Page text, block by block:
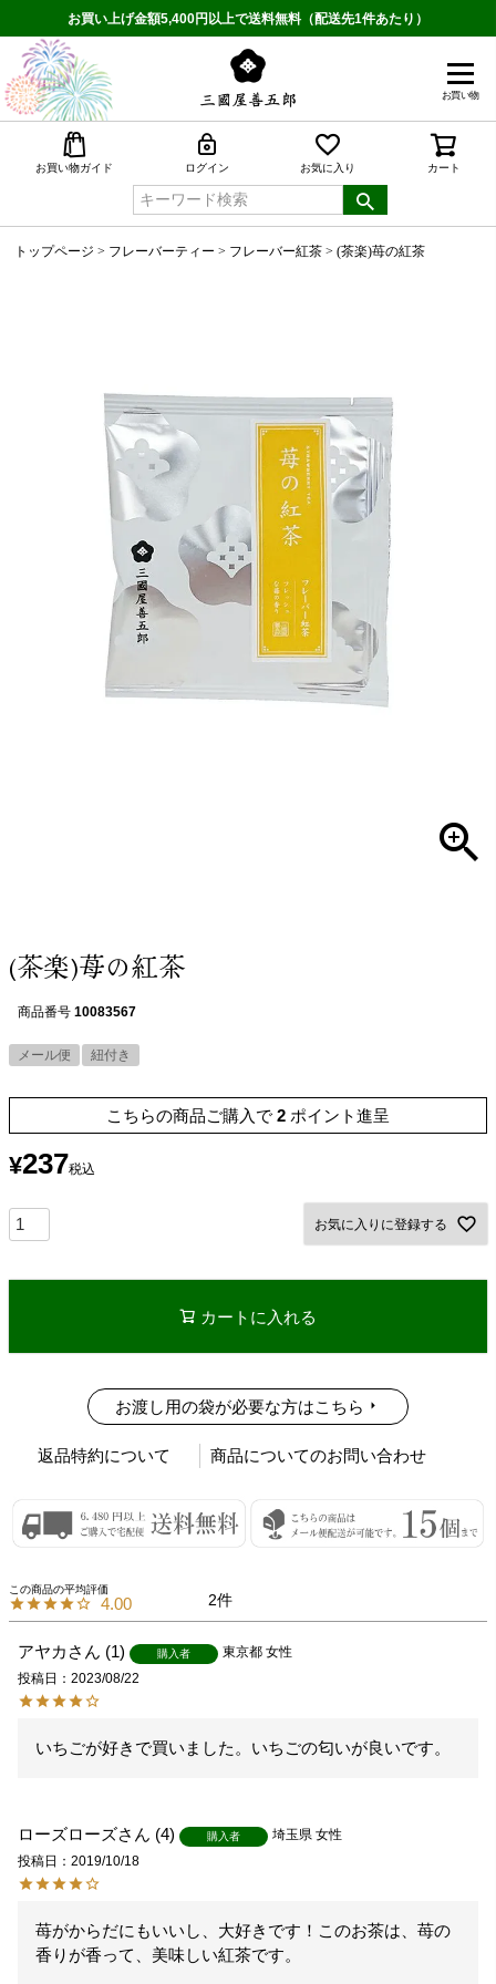
お買い上げ金額5,400円以上で送料無料（配送先1件あたり）
お買い物
お買い物ガイド ログイン お気に入り カート
トップページ フレーバーティー フレーバー紅茶 (茶楽)苺の紅茶
(茶楽)苺の紅茶
商品番号 10083567
メール便 紐付き
こちらの商品ご購入で 2 ポイント進呈
¥237税込
お気に入りに登録する
カートに入れる
お渡し用の袋が必要な方はこちら
返品特約について 商品についてのお問い合わせ
4.00 2
アヤカ 1 購入者 東京都 女性
投稿日
2023/08/22
いちごが好きで買いました。いちごの匂いが良いです。
ローズローズ 4 購入者 埼玉県 女性
投稿日
2019/10/18
苺がからだにもいいし、大好きです！このお茶は、苺の
香りが香って、美味しい紅茶です。